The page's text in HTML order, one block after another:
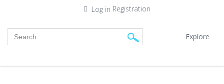
Log in Registration
Explore